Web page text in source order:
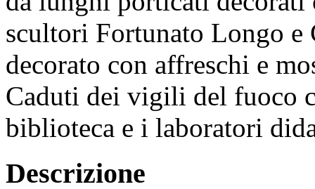
scultori Fortunato Longo
decorato con affreschi e
Caduti dei vigili del fuoco
biblioteca e i laboratori
Descrizione